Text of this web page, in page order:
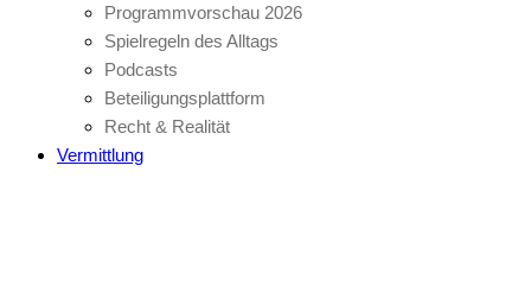
Programmvorschau 2026
Spielregeln des Alltags
Podcasts
Beteiligungsplattform
Recht & Realität
Vermittlung